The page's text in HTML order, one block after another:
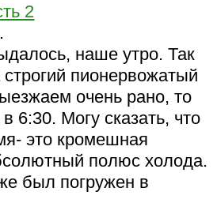
2
наше утро. Так
пионервожатый
очень рано, то
6:30. Могу сказать, что
это кромешная
полюс холода.
был погружен в